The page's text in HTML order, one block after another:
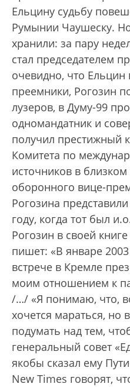
Ельцину судьбу
Румынии Чаушеску.
хранили: за пару
стал председателем
очевидно, что Ельцин
преемники, Рогозин
лузеров, в Думу-99
одномандатник и
получил престижный
Комитета по
источников в
оборонного вице-
Рогозина
году, когда тот был
Рогозин в своей
пишет: «В январе
встрече в Кремле
моим отношением к
/…/ «Я понимаю, что,
хочется мараться, но
подумать над тем,
генеральный совет
якобы сказал ему
New Times говорят,